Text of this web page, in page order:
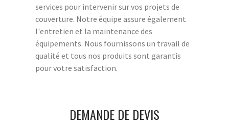
services pour intervenir sur vos projets de
couverture. Notre équipe assure également
l'entretien et la maintenance des
équipements. Nous fournissons un travail de
qualité et tous nos produits sont garantis
pour votre satisfaction.
DEMANDE DE DEVIS